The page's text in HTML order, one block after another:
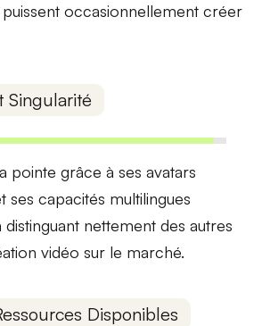
occasionnellement créer
Singularité
pointe grâce à sesavatars
ses capacités multilingues
distinguant nettement des autres
vidéo sur le marché.
Disponibles